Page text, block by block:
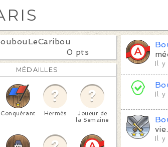
0 pts
MÉDAILLES
Conquérant Hermès
Joueur de
la Semaine
Il
Il
vie.
Il